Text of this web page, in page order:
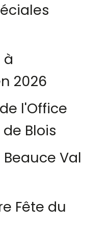
à
2026
l'Office
Blois
Val
Fête du